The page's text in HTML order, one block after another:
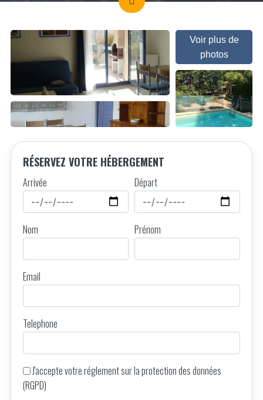
Voir plus de
photos
RÉSERVEZ VOTRE HÉBERGEMENT
Arrivée Départ
Nom Prénom
Email
Telephone
J'accepte votreréglement sur la protection des données
(RGPD)